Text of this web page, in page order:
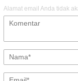
Alamat email Anda tidak